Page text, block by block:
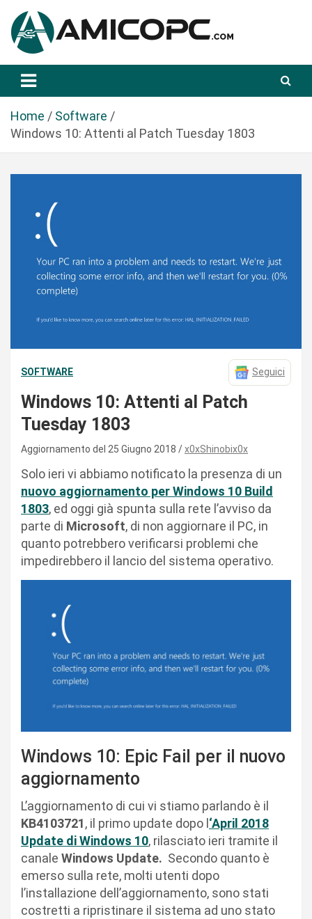
a
Amicopc.com
Home
Software
Windows 10: Attenti al Patch Tuesday 1803
SOFTWARE Seguici
Windows 10: Attenti al Patch
Tuesday 1803
Aggiornamento del 25 Giugno 2018 x0xShinobix0x
Solo ieri vi abbiamo notificato la presenza di un
nuovo aggiornamento per Windows 10 Build
1803, ed oggi già spunta sulla rete l’avviso da
parte di Microsoft, di non aggiornare il PC, in
quanto potrebbero verificarsi problemi che
impedirebbero il lancio del sistema operativo.
Windows 10: Epic Fail per il nuovo
aggiornamento
L’aggiornamento di cui vi stiamo parlando è il
KB4103721, il primo update dopo l ‘April 2018
Update di Windows 10, rilasciato ieri tramite il
canale Windows Update. Secondo quanto è
emerso sulla rete, molti utenti dopo
l’installazione dell’aggiornamento, sono stati
costretti a ripristinare il sistema ad uno stato